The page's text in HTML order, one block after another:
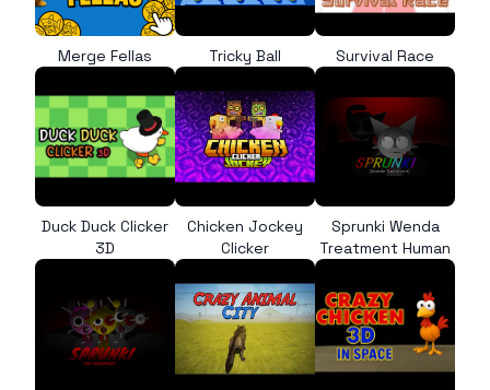
Merge Fellas Tricky Ball Survival Race
Duck Duck Clicker
3D
Chicken Jockey
Clicker
Sprunki Wenda
Treatment Human